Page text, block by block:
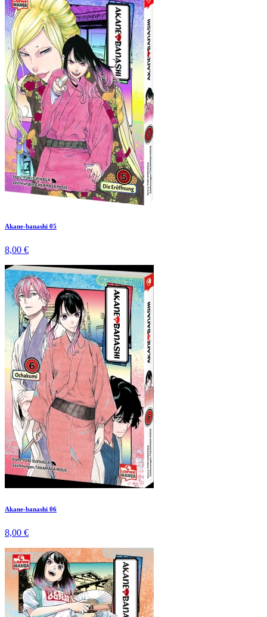
Akane-banashi 05
8,00 €
Akane-banashi 06
8,00 €